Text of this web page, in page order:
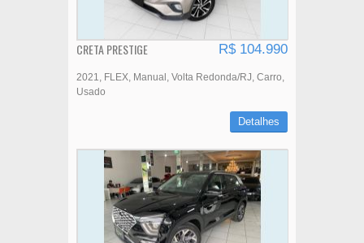
CRETA PRESTIGE R$ 104.990
2021 FLEX Manual Volta Redonda/RJ Carro
Usado
Detalhes